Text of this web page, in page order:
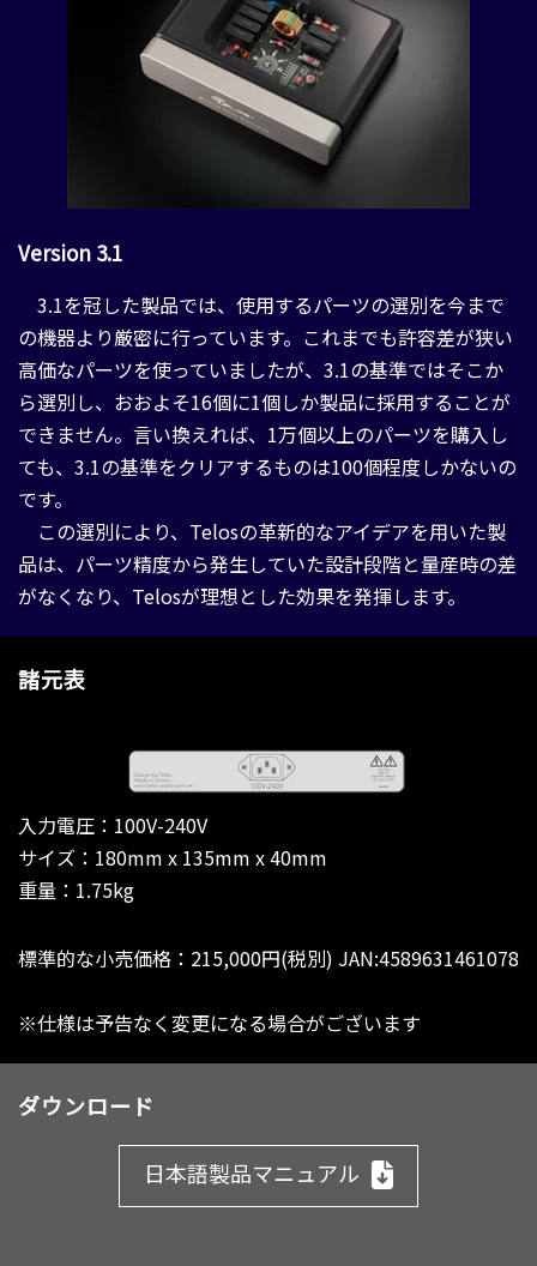
Version 3.1
3.1を冠した製品では、使用するパーツの選別を今まで
の機器より厳密に行っています。これまでも許容差が狭い
高価なパーツを使っていましたが、3.1の基準ではそこか
ら選別し、おおよそ16個に1個しか製品に採用することが
できません。言い換えれば、1万個以上のパーツを購入し
ても、3.1の基準をクリアするものは100個程度しかないの
です。
この選別により、Telosの革新的なアイデアを用いた製
品は、パーツ精度から発生していた設計段階と量産時の差
がなくなり、Telosが理想とした効果を発揮します。
諸元表
入力電圧：100V-240V
サイズ：180mm x 135mm x 40mm
重量：1.75kg
標準的な小売価格：215,000円(税別) JAN:4589631461078
※仕様は予告なく変更になる場合がございます
ダウンロード
日本語製品マニュアル